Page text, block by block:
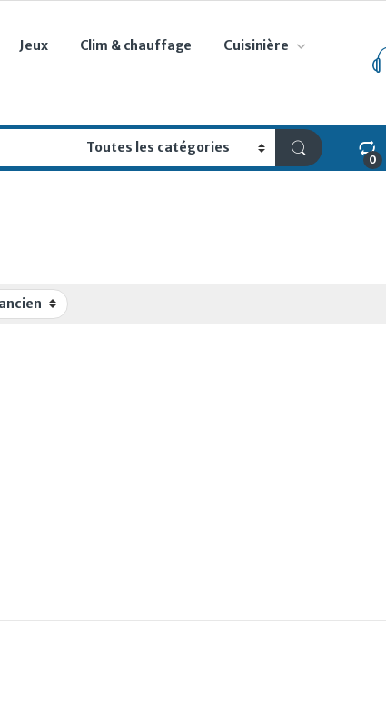
Jeux Clim & chauffage Cuisinière
0